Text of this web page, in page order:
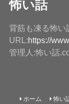
怖い話
背筋も凍る怖い
URL:https://
管理人:怖い話
ホーム 怖い